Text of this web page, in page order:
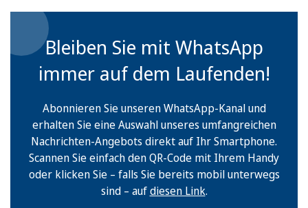
Bleiben Sie mit WhatsApp
immer auf dem Laufenden!
Abonnieren Sie unseren WhatsApp-Kanal und
erhalten Sie eine Auswahl unseres umfangreichen
Nachrichten-Angebots direkt auf Ihr Smartphone.
Scannen Sie einfach den QR-Code mit Ihrem Handy
oder klicken Sie – falls Sie bereits mobil unterwegs
sind – aufdiesen Link.